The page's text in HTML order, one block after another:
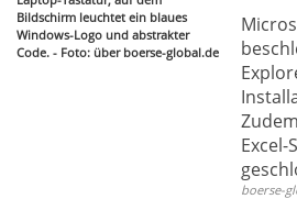
Bildschirm leuchtet ein blaues
Windows-Logo und abstrakter
Code. - Foto: über boerse-global.de
boerse-